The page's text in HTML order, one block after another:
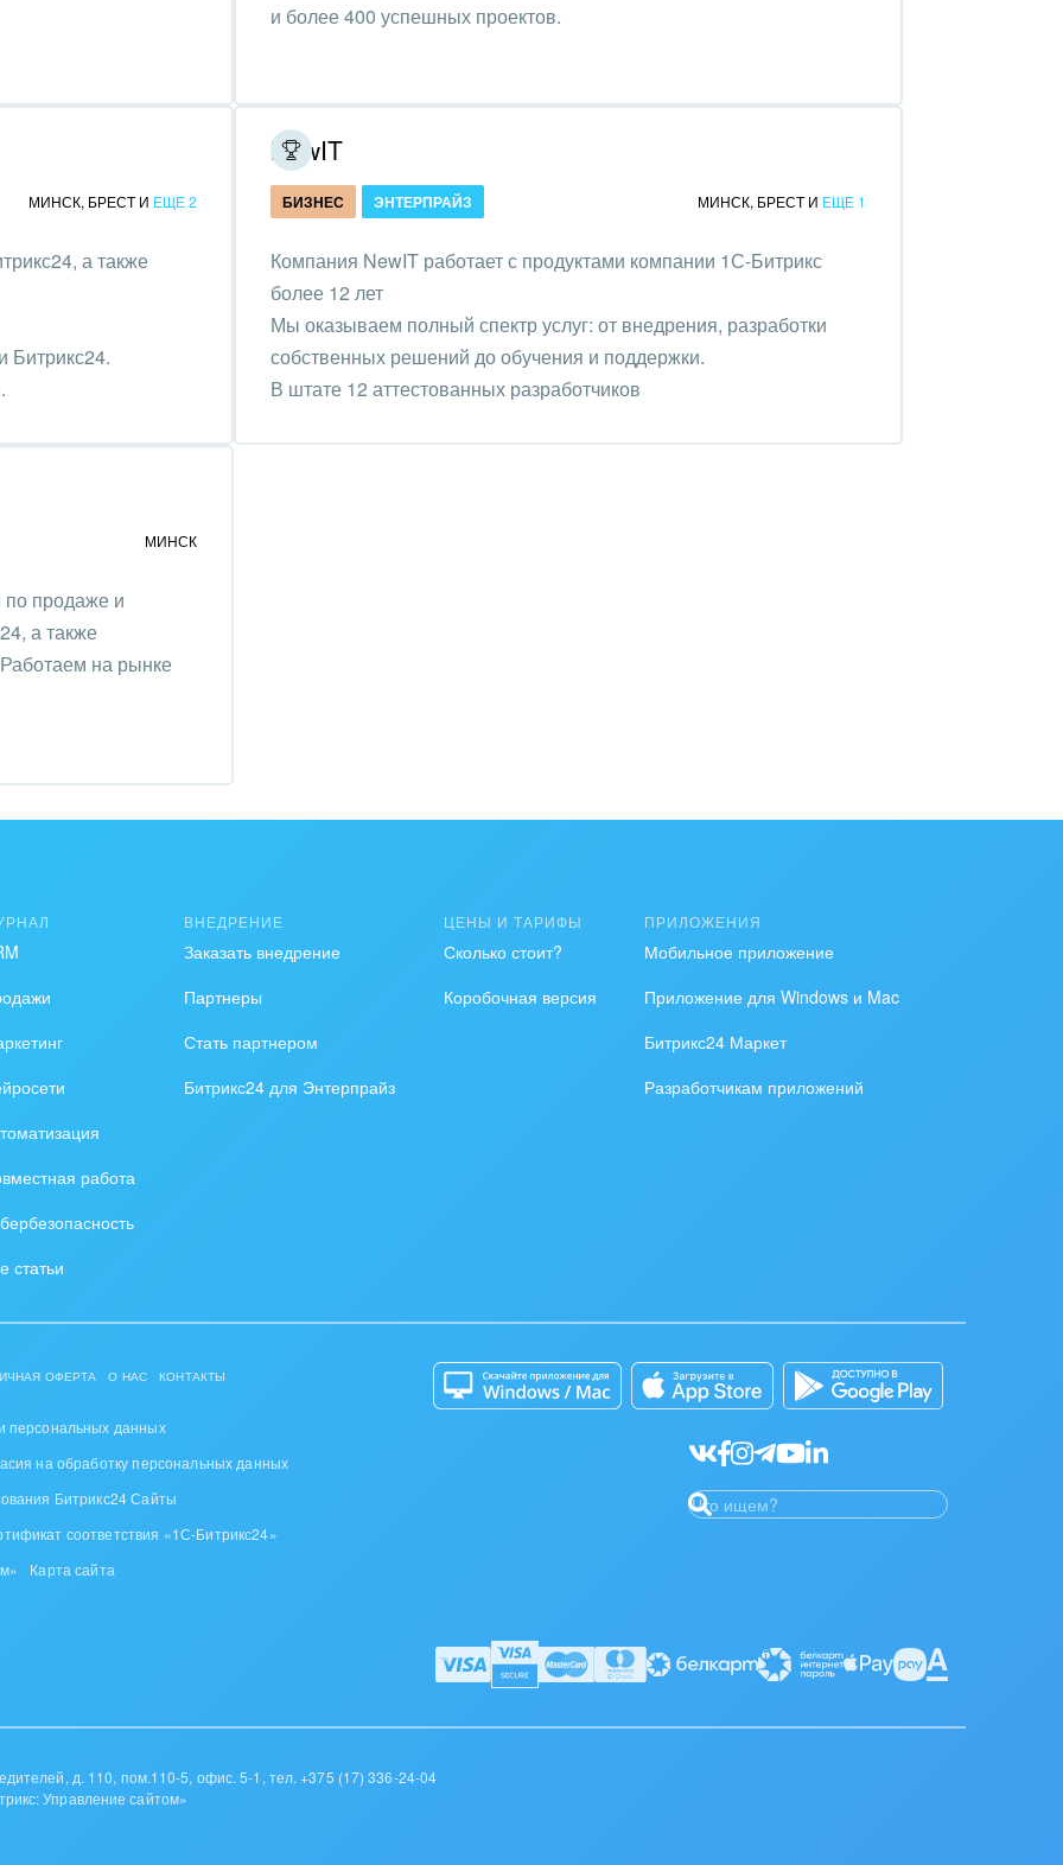
Авиация,
реклама,
пищевая
отрасль
туризм и отдых
бизнес
и
и фармацевтика
аксессуары,
и более 400 успешных проектов.
МИНСК, БРЕСТ И ЕЩЕ 2
а также
Битрикс24.
NewIT
БИЗНЕС ЭНТЕРПРАЙЗ МИНСК, БРЕСТ И ЕЩЕ 1
Компания NewIT работает с продуктами компании 1С-Битрикс
более 12 лет
Мы оказываем полный спектр услуг: от внедрения, разработки
собственных решений до обучения и поддержки.
В штате 12 аттестованных разработчиков
МИНСК
по продаже и
а также
на рынке
работа
статьи
ВНЕДРЕНИЕ
Заказать внедрение
Партнеры
Стать партнером
Битрикс24 для Энтерпрайз
ЦЕНЫ И ТАРИФЫ
Сколько стоит?
Коробочная версия
ПРИЛОЖЕНИЯ
Мобильное приложение
Приложение для Windows и Mac
Битрикс24 Маркет
Разработчикам приложений
ОФЕРТА О НАС КОНТАКТЫ
персональных данных
на обработку персональных данных
Битрикс24 Сайты
соответствия «1С-Битрикс24»
Карта сайта
д. 110, пом.110-5, офис. 5-1, тел. +375 (17) 336-24-04
Управление сайтом»